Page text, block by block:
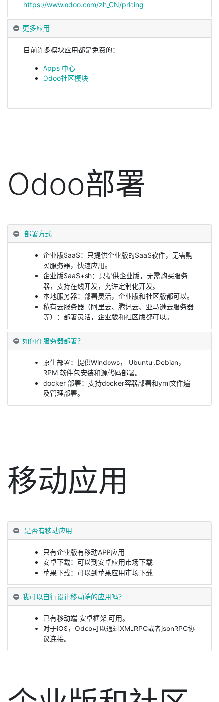
https://www.odoo.com/zh_CN/pricing
更多应用
目前许多模块应用都是免费的：
Apps 中心
Odoo社区模块
Odoo部署
部署方式
企业版SaaS：只提供企业版的SaaS软件，无需购
买服务器，快速应用。
企业版SaaS+sh：只提供企业版，无需购买服务
器，支持在线开发，允许定制化开发。
本地服务器：部署灵活，企业版和社区版都可以。
私有云服务器（阿里云、腾讯云、亚马逊云服务器
等）：部署灵活，企业版和社区版都可以。
如何在服务器部署？
原生部署：提供Windows， Ubuntu .Debian，
RPM 软件包安装和源代码部署。
docker 部署：支持docker容器部署和yml文件遍
及管理部署。
移动应用
是否有移动应用
只有企业版有移动APP应用
安卓下载：可以到安卓应用市场下载
苹果下载：可以到苹果应用市场下载
我可以自行设计移动端的应用吗？
已有移动端 安卓框架 可用。
对于iOS，Odoo可以通过XMLRPC或者jsonRPC协
议连接。